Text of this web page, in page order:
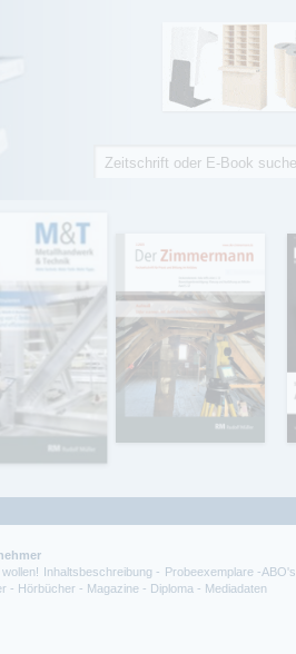
Inhaltsbeschreibung - Probeexemplare -ABO's
Hörbücher - Magazine - Diploma - Mediadaten
Suchformular